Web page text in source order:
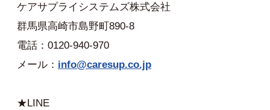
ケアサプライシステムズ株式会社
群馬県高崎市島野町890-8
電話：0120-940-970
メール： info@caresup.co.jp
★LINE